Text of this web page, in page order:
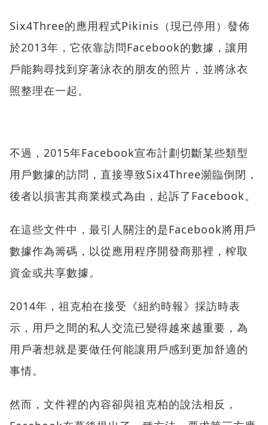
Six4Three的應用程式Pikinis（現已停用）發佈
於2013年，它依靠訪問Facebook的數據，讓用
戶能夠尋找到穿著泳衣的朋友的照片，並將泳衣
照整理在一起。
不過，2015年Facebook宣布計劃切斷某些類型
用戶數據的訪問，直接導致Six4Three瀕臨倒閉，
後者以損害其商業模式為由，起訴了Facebook。
在這些文件中，最引人關注的是Facebook將用戶
數據作為籌碼，以從應用程序開發商那裡，榨取
資金或共享數據。
2014年，祖克柏在接受《紐約時報》採訪時表
示，用戶之間的私人交流已變得越來越重要，為
用戶著想就是要做任何能讓用戶感到更加舒適的
事情。
然而，文件裡的內容卻與祖克柏的說法相反，